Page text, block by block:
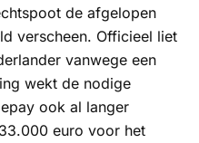
de afgelopen
verscheen. Officieel liet
vanwege een
wekt de nodige
ook al langer
euro voor het